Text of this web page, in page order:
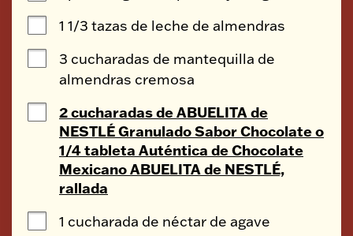
1 1/3 tazas de leche de almendras
3 cucharadas de mantequilla de
almendras cremosa
2 cucharadas de ABUELITA de
NESTLÉ Granulado Sabor Chocolate o
1/4 tableta Auténtica de Chocolate
Mexicano ABUELITA de NESTLÉ,
rallada
1 cucharada de néctar de agave